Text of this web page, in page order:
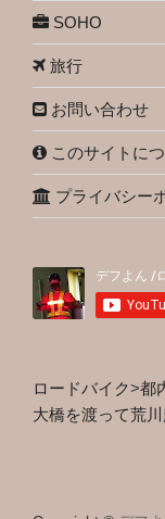
SOHO
旅行
お問い合わせ
このサイトに
プライバシー
ロードバイク>都
大橋を渡って荒